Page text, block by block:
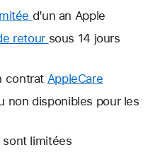
Une
nouvelle
d’un an Apple
retour Une
fenêtre
sous 14 jours
contrat AppleCare
nouvelle
non disponibles pour les
limitées